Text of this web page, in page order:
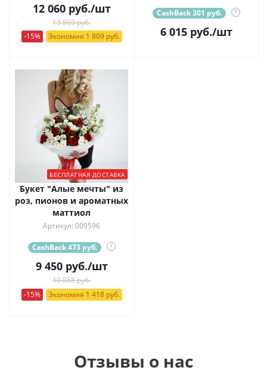
12 060руб./шт
13 869 руб.
-15%
Экономия 1 809 руб.
CashBack 301 руб. ?
6 015руб./шт
БЕСПЛАТНАЯ ДОСТАВКА
Букет "Алые мечты" из
роз, пионов и ароматных
маттиол
Артикул: 009596
CashBack 473 руб. ?
9 450руб./шт
10 868 руб.
-15%
Экономия 1 418 руб.
Отзывы о нас